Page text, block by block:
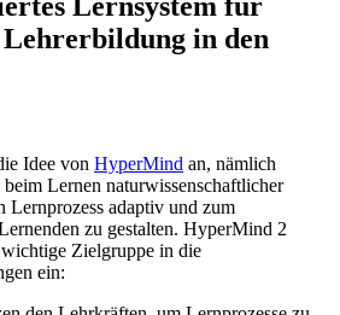
in den
Idee von HyperMind an, nämlich
beim Lernen naturwissenschaftlicher
Lernprozess adaptiv und zum
zu gestalten. HyperMind 2
Zielgruppe in die
ein: